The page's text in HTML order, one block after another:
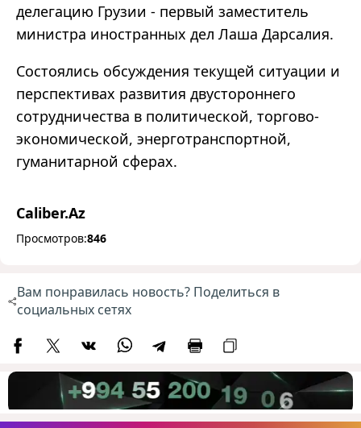
делегацию Грузии - первый заместитель
министра иностранных дел Лаша Дарсалия.
Состоялись обсуждения текущей ситуации и
перспективах развития двустороннего
сотрудничества в политической, торгово-
экономической, энерготранспортной,
гуманитарной сферах.
Caliber.Az
Просмотров:846
Вам понравилась новость? Поделиться в
социальных сетях